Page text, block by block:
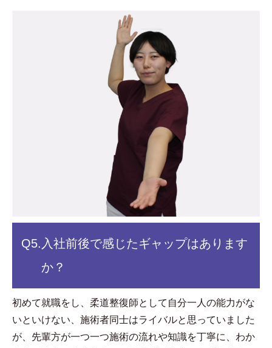
Q5. 入社前後で感じたギャップはあります
か？
初めて就職をし、柔道整復師として自分一人の能力がな
いといけない、施術者同士はライバルと思っていました
が、先輩方が一つ一つ施術の流れや知識を丁寧に、わか